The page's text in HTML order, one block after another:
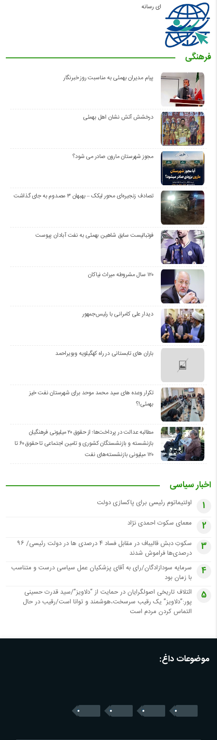
فرهنگی
پیام مدیران بهمئی به مناسبت روز خبرنگار
درخشش آتش نشان اهل بهمئی
مجوز شهرستان مارون صادر می شود؟
تصادف زنجیره‌ای محور لیکک – بهبهان ۳ مصدوم به جای گذاشت
فوتبالیست سابق شاهین بهمئی به نفت آبادان پیوست
۱۲۰ سال مشروطه میراث نیاکان
دیدار علی کامرانی با رئیس‌جمهور
باران های تابستانی در راه کهگیلویه وبویراحمد
تکرار وعده های سید محمد موحد برای شهرستان نفت خیز
بهمئی!؟
مطالبه عدالت در پرداخت‌ها؛ از حقوق ۲۰ میلیونی فرهنگیان
بازنشسته و بازنشستگان کشوری و تامین اجتماعی تا حقوق ۶۰ تا
۱۲۰ میلیونی بازنشسته‌های نفت
اخبار سیاسی
1 اولتیماتوم رئیسی برای پاکسازی دولت
2 معمای سکوت احمدی نژاد
3
سکوتِ دبش قالیباف در مقابل فساد ۴ درصدی ها در دولت رئیسی/ ۹۶
درصدی‌ها فراموش شدند
4
سرمایه سودازادگان/رای به آقای پزشکیان عمل سیاسی درست و متناسب
با زمان بود
5
ائتلاف تاریخی اصولگرایان در حمایت از “دلاویز”/سید قدرت حسینی
پور:”دلاویز” یک رقیب سرسخت،هوشمند و توانا است/رقیب در حال
التماس کردن مردم است
ای رسانه
موضوعات داغ: